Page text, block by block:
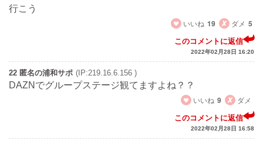
行こう
いいね 19 ダメ 5
このコメントに返信
2022年02月28日 16:20
22 匿名の浦和サポ (IP:219.16.6.156 )
DAZNでグループステージ観てますよね？？
いいね 9 ダメ
このコメントに返信
2022年02月28日 16:58